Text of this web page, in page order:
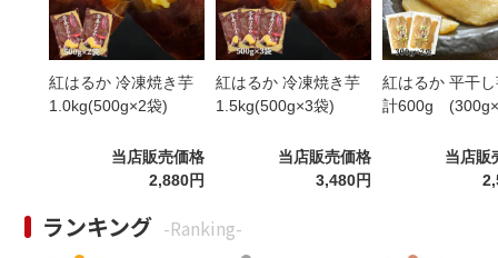
紅はるか 冷凍焼き芋
1.0kg(500g×2袋)
当店販売価格
2,880円
紅はるか 冷凍焼き芋
1.5kg(500g×3袋)
当店販売価格
3,480円
紅はるか 平干
計600g
当店販
ランキング -Ranking-